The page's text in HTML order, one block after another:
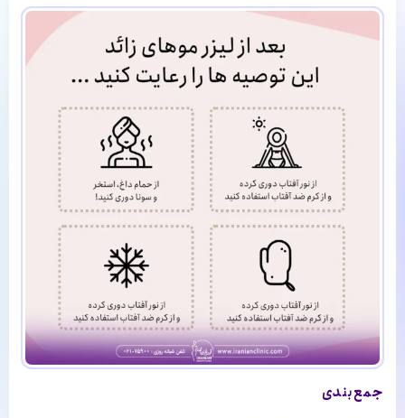
جمع بندی